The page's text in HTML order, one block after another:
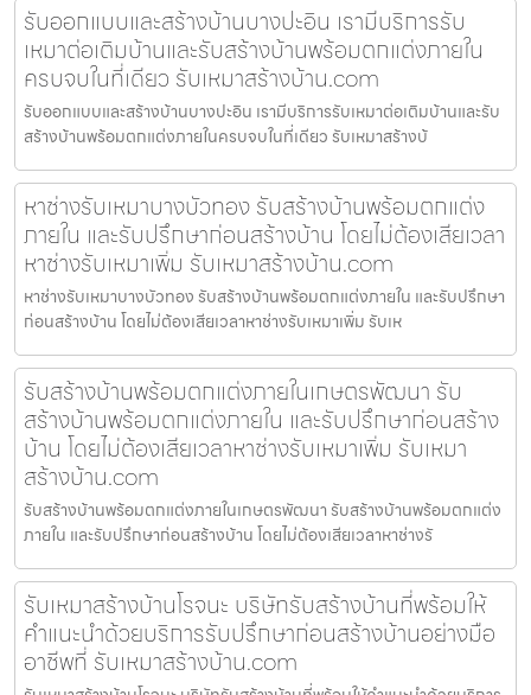
รับออกแบบและสร้างบ้านบางปะอิน เรามีบริการรับ
เหมาต่อเติมบ้านและรับสร้างบ้านพร้อมตกแต่งภายใน
ครบจบในที่เดียว รับเหมาสร้างบ้าน.com
รับออกแบบและสร้างบ้านบางปะอิน เรามีบริการรับเหมาต่อเติมบ้านและรับ
สร้างบ้านพร้อมตกแต่งภายในครบจบในที่เดียว รับเหมาสร้างบ้
หาช่างรับเหมาบางบัวทอง รับสร้างบ้านพร้อมตกแต่ง
ภายใน และรับปรึกษาก่อนสร้างบ้าน โดยไม่ต้องเสียเวลา
หาช่างรับเหมาเพิ่ม รับเหมาสร้างบ้าน.com
หาช่างรับเหมาบางบัวทอง รับสร้างบ้านพร้อมตกแต่งภายใน และรับปรึกษา
ก่อนสร้างบ้าน โดยไม่ต้องเสียเวลาหาช่างรับเหมาเพิ่ม รับเห
รับสร้างบ้านพร้อมตกแต่งภายในเกษตรพัฒนา รับ
สร้างบ้านพร้อมตกแต่งภายใน และรับปรึกษาก่อนสร้าง
บ้าน โดยไม่ต้องเสียเวลาหาช่างรับเหมาเพิ่ม รับเหมา
สร้างบ้าน.com
รับสร้างบ้านพร้อมตกแต่งภายในเกษตรพัฒนา รับสร้างบ้านพร้อมตกแต่ง
ภายใน และรับปรึกษาก่อนสร้างบ้าน โดยไม่ต้องเสียเวลาหาช่างรั
รับเหมาสร้างบ้านโรจนะ บริษัทรับสร้างบ้านที่พร้อมให้
คำแนะนำด้วยบริการรับปรึกษาก่อนสร้างบ้านอย่างมือ
อาชีพที่ รับเหมาสร้างบ้าน.com